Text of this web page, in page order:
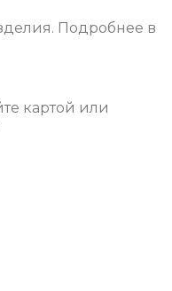
Подробнее в
картой или